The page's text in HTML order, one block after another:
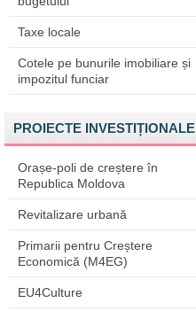
Taxe locale
Cotele pe bunurile imobiliare și
impozitul funciar
PROIECTE INVESTIȚIONALE
Orașe-poli de creștere în
Republica Moldova
Revitalizare urbană
Primarii pentru Creștere
Economică (M4EG)
EU4Culture